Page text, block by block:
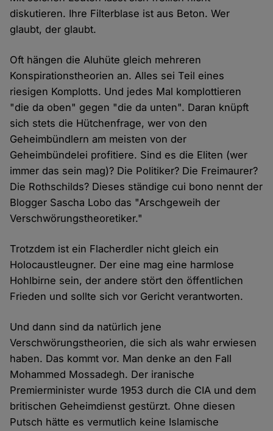
diskutieren. Ihre Filterblase ist aus Beton. Wer
glaubt, der glaubt.
Oft hängen die Aluhüte gleich mehreren
Konspirationstheorien an. Alles sei Teil eines
riesigen Komplotts. Und jedes Mal komplottieren
"die da oben" gegen "die da unten". Daran knüpft
sich stets die Hütchenfrage, wer von den
Geheimbündlern am meisten von der
Geheimbündelei profitiere. Sind es die Eliten (wer
immer das sein mag)? Die Politiker? Die Freimaurer?
Die Rothschilds? Dieses ständige cui bono nennt der
Blogger Sascha Lobo das "Arschgeweih der
Verschwörungstheoretiker."
Trotzdem ist ein Flacherdler nicht gleich ein
Holocaustleugner. Der eine mag eine harmlose
Hohlbirne sein, der andere stört den öffentlichen
Frieden und sollte sich vor Gericht verantworten.
Und dann sind da natürlich jene
Verschwörungstheorien, die sich als wahr erwiesen
haben. Das kommt vor. Man denke an den Fall
Mohammed Mossadegh. Der iranische
Premierminister wurde 1953 durch die CIA und dem
britischen Geheimdienst gestürzt. Ohne diesen
Putsch hätte es vermutlich keine Islamische